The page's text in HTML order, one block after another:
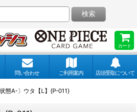
カート
検索
問い合わせ ご利用案内 店頭受取について
状態A-〕ウタ【L】{P-011}